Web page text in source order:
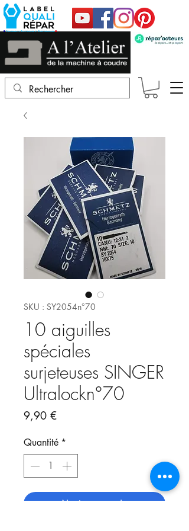
SKU : SY2054n°70
10 aiguilles
spéciales
surjeteuses SINGER
Ultralockn°70
9,90 €Prix
Quantité *
Ajouter au panier